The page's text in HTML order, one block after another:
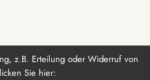
z.B. Erteilung oder Widerruf von
Sie hier: